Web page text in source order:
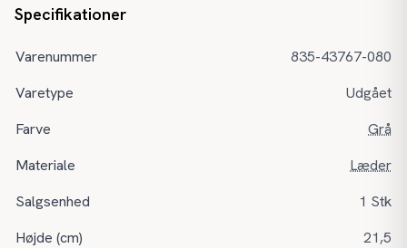
Specifikationer
Varenummer
835-43767-080
Varetype
Udgået
Farve
Grå
Materiale
Læder
Salgsenhed
1 Stk
Højde (cm)
21,5